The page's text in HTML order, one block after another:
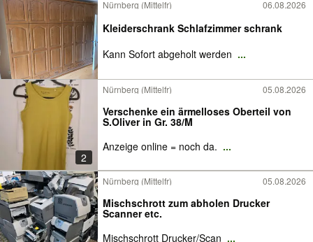
Nürnberg (Mittelfr) 06.08.2026
Kleiderschrank Schlafzimmer schrank
Kann Sofort abgeholt werden ...
2
Nürnberg (Mittelfr) 05.08.2026
Verschenke ein ärmelloses Oberteil von
S.Oliver in Gr. 38/M
Anzeige online = noch da. ...
Nürnberg (Mittelfr) 05.08.2026
Mischschrott zum abholen Drucker
Scanner etc.
Mischschrott Drucker/Scan ...